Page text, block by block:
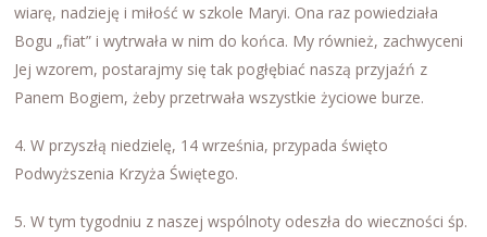
wiarę, nadzieję i miłość w szkole Maryi. Ona raz powiedziała
Bogu „fiat” i wytrwała w nim do końca. My również, zachwyceni
Jej wzorem, postarajmy się tak pogłębiać naszą przyjaźń z
Panem Bogiem, żeby przetrwała wszystkie życiowe burze.
4. W przyszłą niedzielę, 14 września, przypada święto
Podwyższenia Krzyża Świętego.
5. W tym tygodniu z naszej wspólnoty odeszła do wieczności śp.